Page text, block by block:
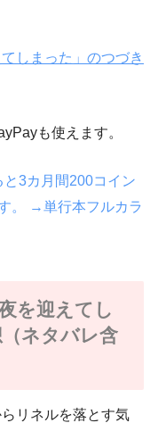
しまった」のつづき
も使えます。
と3カ月間200コイン
。
→単行本フルカラ
を迎えてし
ネタバレ含
リネルを落とす気